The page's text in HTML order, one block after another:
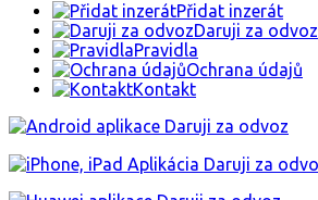
Přidat inzerát
Daruji za odvoz
Pravidla
Ochrana údajů
Kontakt